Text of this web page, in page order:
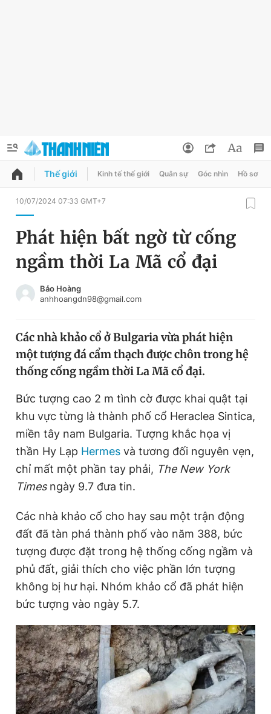
QUẢNG CÁO
Chuyên mục
Chuyên mục khác
Tin thị trường Tin 360
Sản phẩm khác
Tiện ích Bạn cần biết
Thông tin tòa soạn
Đọc Thanh Niên trên điện thoại
Theo dõi báo trên
Hotline
0906 645 777
Liên hệ quảng cáo
0908 780 404
Đổi mật khẩu
Tin đã lưu
Tin đã xem
Đăng xuất
Thế giới Kinh tế thế giới Quân sự Góc nhìn Hồ sơ
10/07/2024 07:33 GMT+7
Phát hiện bất ngờ từ cống
ngầm thời La Mã cổ đại
Bảo Hoàng
anhhoangdn98@gmail.com
Các nhà khảo cổ ở Bulgaria vừa phát hiện
một tượng đá cẩm thạch được chôn trong hệ
thống cống ngầm thời La Mã cổ đại.
Bức tượng cao 2 m tình cờ được khai quật tại
khu vực từng là thành phố cổ Heraclea Sintica,
miền tây nam Bulgaria. Tượng khắc họa vị
thần Hy Lạp Hermes và tương đối nguyên vẹn,
chỉ mất một phần tay phải, The New York
Times ngày 9.7 đưa tin.
Các nhà khảo cổ cho hay sau một trận động
đất đã tàn phá thành phố vào năm 388, bức
tượng được đặt trong hệ thống cống ngầm và
phủ đất, giải thích cho việc phần lớn tượng
không bị hư hại. Nhóm khảo cổ đã phát hiện
bức tượng vào ngày 5.7.